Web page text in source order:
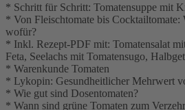
* Schritt für Schritt: Tomatensuppe mit
* Von Fleischtomate bis Cocktailtomate:
wofür?
* Inkl. Rezept-PDF mit: Tomatensalat
Feta, Seelachs mit Tomatensugo,
* Warenkunde Tomaten
* Lykopin: Gesundheitlicher Mehrwert
* Wie gut sind Dosentomaten?
* Wann sind grüne Tomaten zum